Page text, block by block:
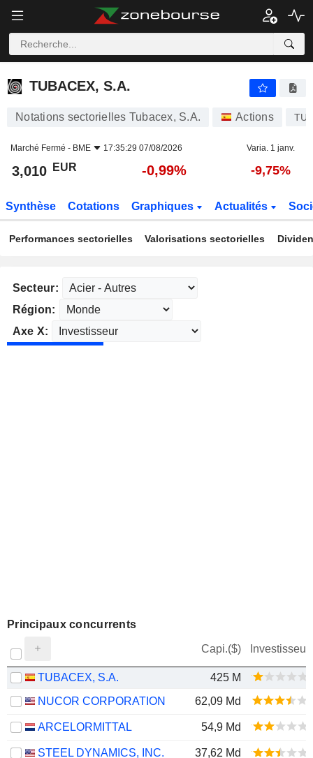
TUBACEX, S.A.
TUBACEX, S.A.
Notations sectorielles Tubacex, S.A. Actions
Marché Fermé - BME 17:35:29 07/08/2026 Varia. 1 janv.
3,010 EUR -0,99% -9,75%
Synthèse Cotations Graphiques Actualités
Performances sectorielles Valorisations sectorielles
Secteur:
Région:
Axe X:
Principaux concurrents
Capi.($) Investisseur
TUBACEX, S.A.
425 M
NUCOR CORPORATION
62,09 Md
ARCELORMITTAL 54,9 Md
STEEL DYNAMICS, INC. 37,62 Md